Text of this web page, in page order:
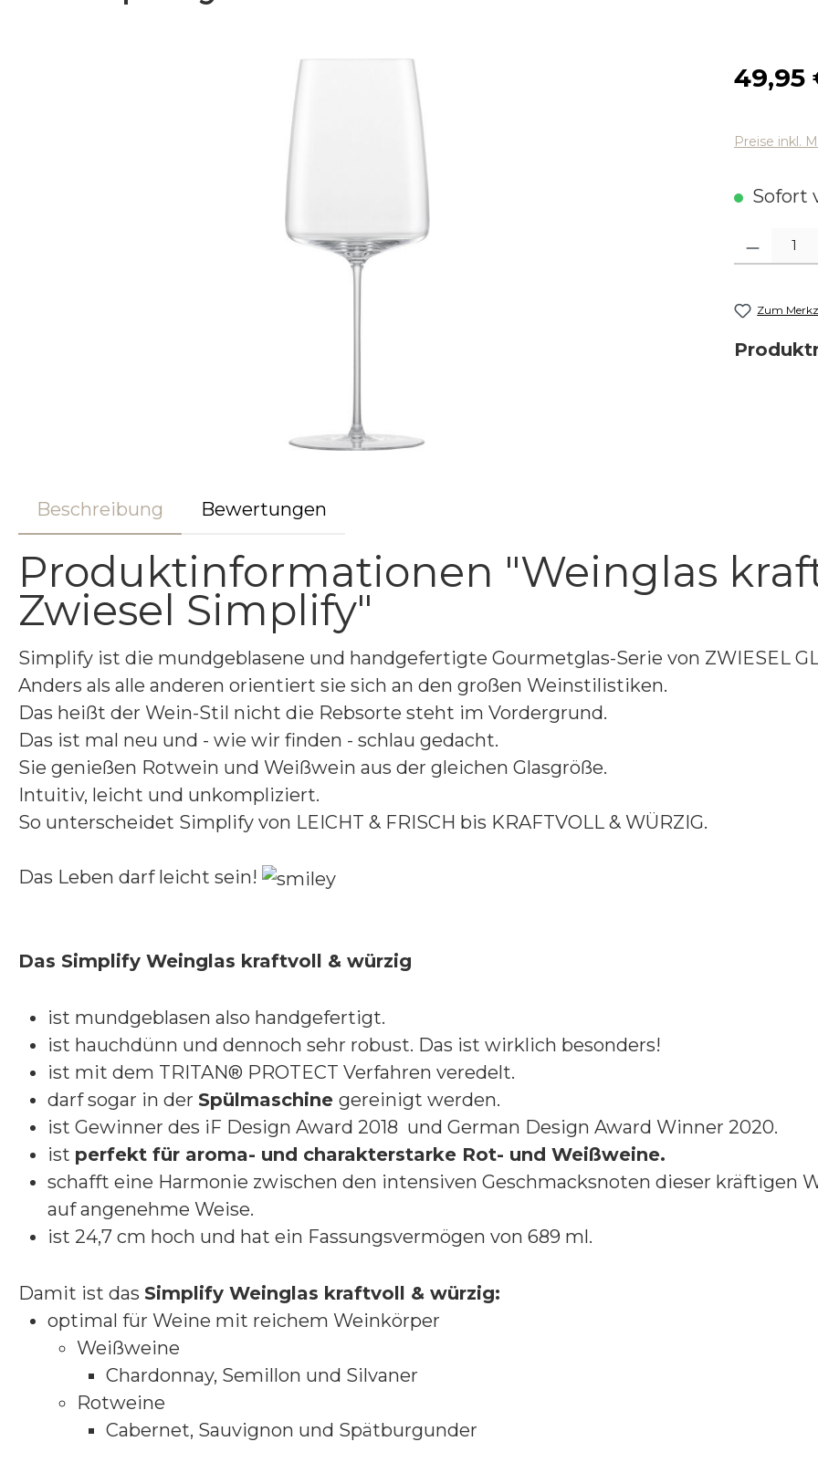
49,95
Preise inkl.
Sofort
Produkt
Zum
Beschreibung Bewertungen
Produktinformationen "Weinglas
Zwiesel Simplify"
Simplify ist die mundgeblasene und handgefertigte Gourmetglas-Serie von ZWIESEL
Anders als alle anderen orientiert sie sich an den großen Weinstilistiken.
Das heißt der Wein-Stil nicht die Rebsorte steht im Vordergrund.
Das ist mal neu und - wie wir finden - schlau gedacht.
Sie genießen Rotwein und Weißwein aus der gleichen Glasgröße.
Intuitiv, leicht und unkompliziert.
So unterscheidet Simplify von LEICHT & FRISCH bis KRAFTVOLL & WÜRZIG.
Das Leben darf leicht sein!
Das Simplify Weinglas kraftvoll & würzig
ist mundgeblasen also handgefertigt.
ist hauchdünn und dennoch sehr robust. Das ist wirklich besonders!
ist mit dem TRITAN® PROTECT Verfahren veredelt.
darf sogar in der Spülmaschine gereinigt werden.
ist Gewinner des iF Design Award 2018 und German Design Award Winner 2020.
ist perfekt für aroma- und charakterstarke Rot- und Weißweine.
schafft eine Harmonie zwischen den intensiven Geschmacksnoten dieser kräftigen
auf angenehme Weise.
ist 24,7 cm hoch und hat ein Fassungsvermögen von 689 ml.
Damit ist das Simplify Weinglas kraftvoll & würzig:
optimal für Weine mit reichem Weinkörper
Weißweine
Chardonnay, Semillon und Silvaner
Rotweine
Cabernet, Sauvignon und Spätburgunder